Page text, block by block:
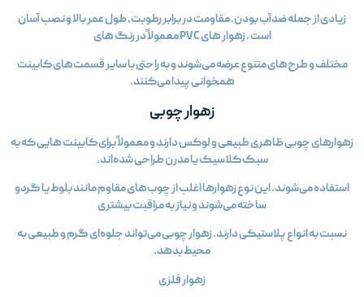
زیادی از جمله ضدآب بودن، مقاومت در برابر رطوبت، طول عمر بالا و نصب آسان
است . زهوار های PVC معمولاً در رنگ‌ های
مختلف و طرح‌های متنوع عرضه می‌شوند و به راحتی با سایر قسمت‌های کابینت
همخوانی پیدا می‌کنند.
زهوار چوبی
زهوارهای چوبی ظاهری طبیعی و لوکس دارند و معمولاً برای کابینت‌ هایی که به
سبک کلاسیک یا مدرن طراحی شده‌اند،
استفاده می‌شوند. این نوع زهوارها اغلب از چوب‌های مقاوم مانند بلوط یا گردو
ساخته می‌شوند و نیاز به مراقبت بیشتری
نسبت به انواع پلاستیکی دارند. زهوار چوبی می‌تواند جلوه‌ای گرم و طبیعی به
محیط بدهد.
زهوار فلزی